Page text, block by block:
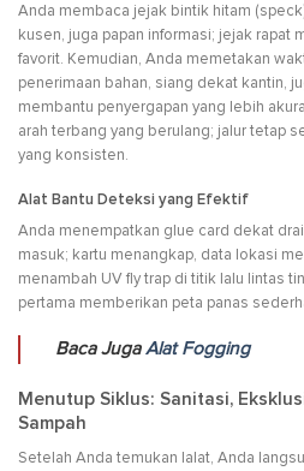
Anda membaca jejak bintik hitam
kusen, juga papan informasi; jejak rapat
favorit. Kemudian, Anda memetakan
penerimaan bahan, siang dekat kantin,
membantu penyergapan yang lebih
arah terbang yang berulang; jalur tetap
yang konsisten.
Alat Bantu Deteksi yang Efektif
Anda menempatkan glue card dekat
masuk; kartu menangkap, data lokasi
menambah UV fly trap di titik lalu lintas
pertama memberikan peta panas
Baca JugaAlat Fogging
Menutup Siklus: Sanitasi,
Sampah
Setelah Anda temukan lalat, Anda